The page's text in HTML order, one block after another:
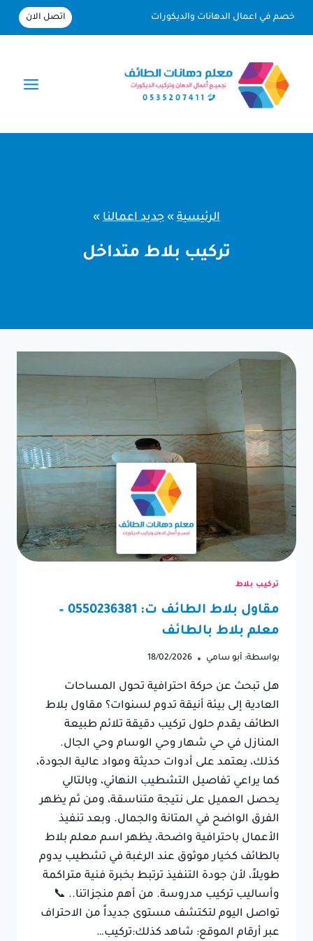
خصم في اعمال الدهانات والديكورات اتصل الان
الرئيسية » جديد اعمالنا »
تركيب بلاط متداخل
تركيب بلاط
مقاول بلاط الطائف ت: 0550236381 –
معلم بلاط بالطائف
بواسطة: أبو سامي 18/02/2026
هل تبحث عن حركة احترافية تحول المساحات
العادية إلى بيئة أنيقة تدوم لسنوات؟ مقاول بلاط
الطائف يقدم حلول تركيب دقيقة تلائم طبيعة
المنازل في حي شهار وحي الوسام وحي الجال.
كذلك، يعتمد على أدوات حديثة ومواد عالية الجودة،
كما يراعي تفاصيل التشطيب النهائي، وبالتالي
يحصل العميل على نتيجة متناسقة، ومن ثم يظهر
الفرق الواضح في المتانة والجمال. وبعد تنفيذ
الأعمال باحترافية واضحة، يظهر اسم معلم بلاط
بالطائف كخيار موثوق عند الرغبة في تشطيب يدوم
طويلاً، لأن جودة التنفيذ ترتبط بخبرة فنية متراكمة
وأساليب تركيب مدروسة. من أهم منجزاتنا.. 📞
تواصل اليوم لتكتشف مستوى جديداً من الاحتراف
عبر أرقام الموقع: شاهد كذلك:تركيب…